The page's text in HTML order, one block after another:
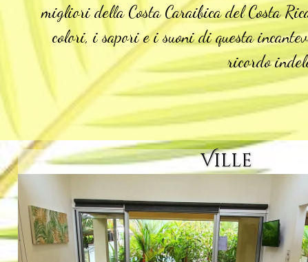
migliori della Costa Caraibica del Costa
colori, i sapori e i suoni di questa
ricordo
Ville